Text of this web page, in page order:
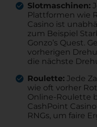
Slotmaschinen:
Plattformen wie
Casino ist
zum Beispiel
Gonzo’s Quest.
vorherigen
die nächste
Roulette: Jede
wie oft vorher
Online-Roulette
CashPoint
RNGs, um faire